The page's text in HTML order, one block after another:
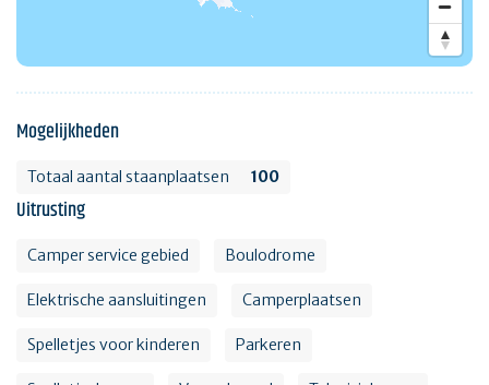
Mogelijkheden
Totaal aantal staanplaatsen 100
Uitrusting
Camper service gebied Boulodrome
Elektrische aansluitingen Camperplaatsen
Spelletjes voor kinderen Parkeren